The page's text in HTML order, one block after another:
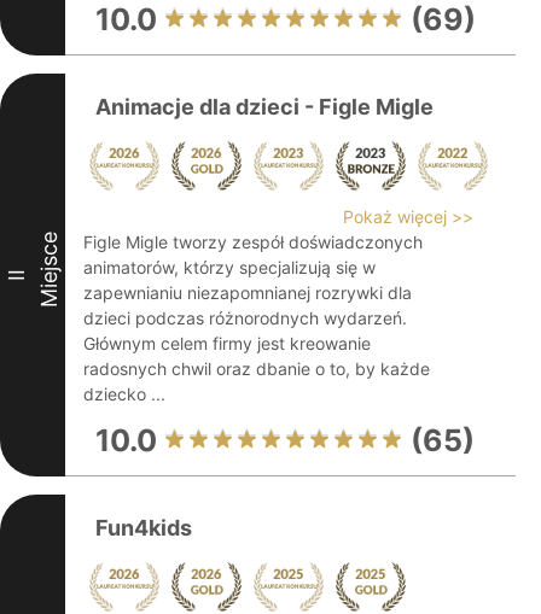
10.0 (69)
II Miejsce
Animacje dla dzieci - Figle Migle
Pokaż więcej >>
Figle Migle tworzy zespół doświadczonych
animatorów, którzy specjalizują się w
zapewnianiu niezapomnianej rozrywki dla
dzieci podczas różnorodnych wydarzeń.
Głównym celem firmy jest kreowanie
radosnych chwil oraz dbanie o to, by każde
dziecko ...
10.0 (65)
Fun4kids